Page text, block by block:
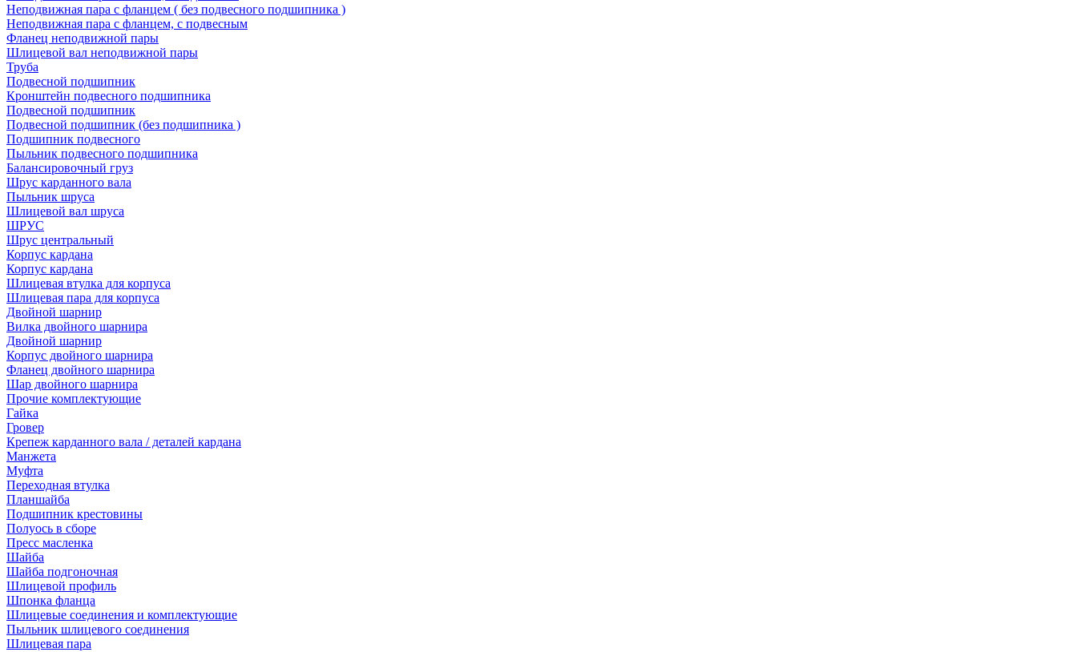
Неподвижная пара с фланцем ( без подвесного подшипника )
Неподвижная пара с фланцем, с подвесным
Фланец неподвижной пары
Шлицевой вал неподвижной пары
Труба
Подвесной подшипник
Кронштейн подвесного подшипника
Подвесной подшипник
Подвесной подшипник (без подшипника )
Подшипник подвесного
Пыльник подвесного подшипника
Балансировочный груз
Шрус карданного вала
Пыльник шруса
Шлицевой вал шруса
ШРУС
Шрус центральный
Корпус кардана
Корпус кардана
Шлицевая втулка для корпуса
Шлицевая пара для корпуса
Двойной шарнир
Вилка двойного шарнира
Двойной шарнир
Корпус двойного шарнира
Фланец двойного шарнира
Шар двойного шарнира
Прочие комплектующие
Гайка
Гровер
Крепеж карданного вала / деталей кардана
Манжета
Муфта
Переходная втулка
Планшайба
Подшипник крестовины
Полуось в сборе
Пресс масленка
Шайба
Шайба подгоночная
Шлицевой профиль
Шпонка фланца
Шлицевые соединения и комплектующие
Пыльник шлицевого соединения
Шлицевая пара